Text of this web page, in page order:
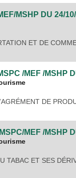
MSHP DU 24/
ET DE
/MEF /MSHP
DE
MEF /MSHP
TABAC ET SES